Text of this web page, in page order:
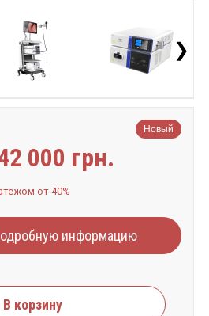
❯
Новый
000 грн.
от 40%
информацию
В корзину